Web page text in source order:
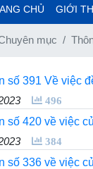
CHỦ (current)
GIỚI
mục
số 391 Về việc
496
số 420 về việc
384
số 336 về việc